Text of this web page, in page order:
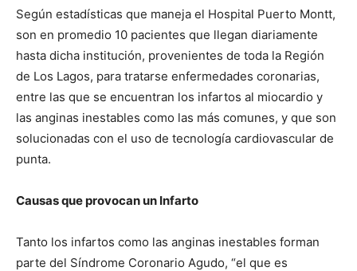
Según estadísticas que maneja el Hospital Puerto Montt,
son en promedio 10 pacientes que llegan diariamente
hasta dicha institución, provenientes de toda la Región
de Los Lagos, para tratarse enfermedades coronarias,
entre las que se encuentran los infartos al miocardio y
las anginas inestables como las más comunes, y que son
solucionadas con el uso de tecnología cardiovascular de
punta.
Causas que provocan un Infarto
Tanto los infartos como las anginas inestables forman
parte del Síndrome Coronario Agudo, “el que es